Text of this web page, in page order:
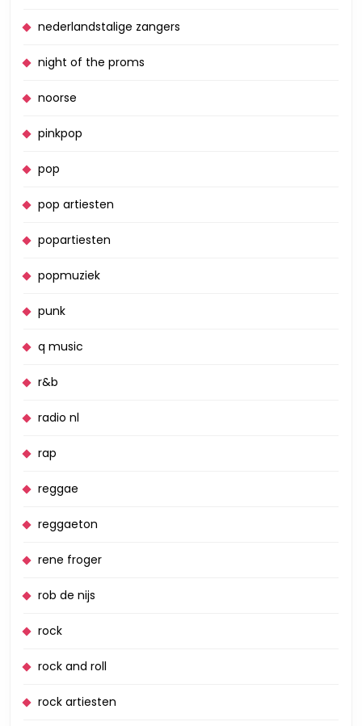
nederlandstalige zangers
night of the proms
noorse
pinkpop
pop
pop artiesten
popartiesten
popmuziek
punk
q music
r&b
radio nl
rap
reggae
reggaeton
rene froger
rob de nijs
rock
rock and roll
rock artiesten